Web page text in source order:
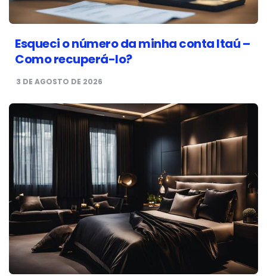
Esqueci o número da minha conta Itaú –
Como recuperá-lo?
3 DE AGOSTO DE 2026